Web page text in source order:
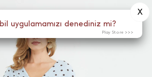
uygulamamızı denediniz mi?
X
Play Store >>>